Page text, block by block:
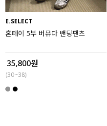
E.SELECT
혼테이 5부 버뮤다 밴딩팬츠
35,800원
(30~38)